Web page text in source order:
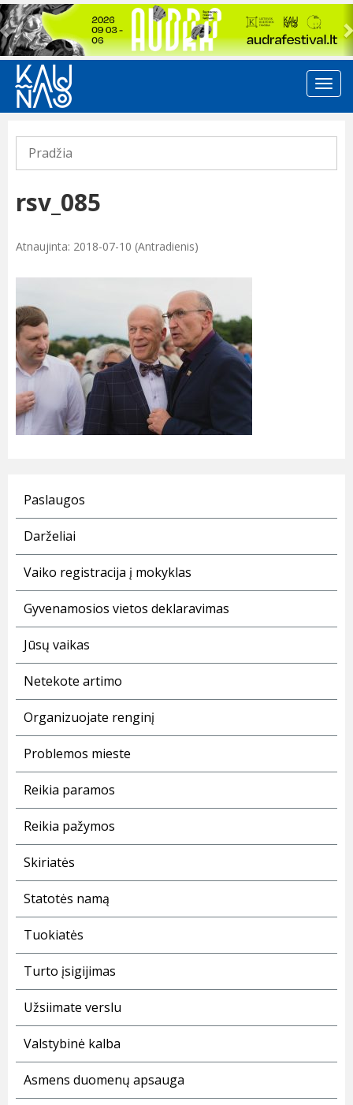
Previous
Pradžia
rsv_085
Atnaujinta: 2018-07-10 (Antradienis)
Paslaugos
Darželiai
Vaiko registracija į mokyklas
Gyvenamosios vietos deklaravimas
Jūsų vaikas
Netekote artimo
Organizuojate renginį
Problemos mieste
Reikia paramos
Reikia pažymos
Skiriatės
Statotės namą
Tuokiatės
Turto įsigijimas
Užsiimate verslu
Valstybinė kalba
Asmens duomenų apsauga